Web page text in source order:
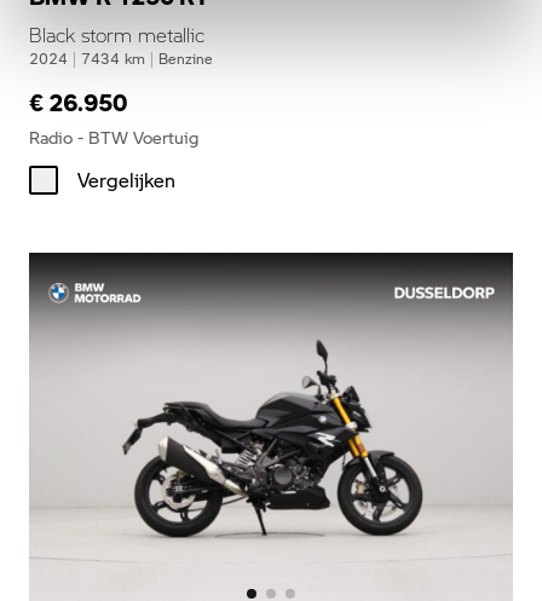
Black storm metallic
2024 | 7434 km | Benzine
€ 26.950
Radio - BTW Voertuig
Vergelijken